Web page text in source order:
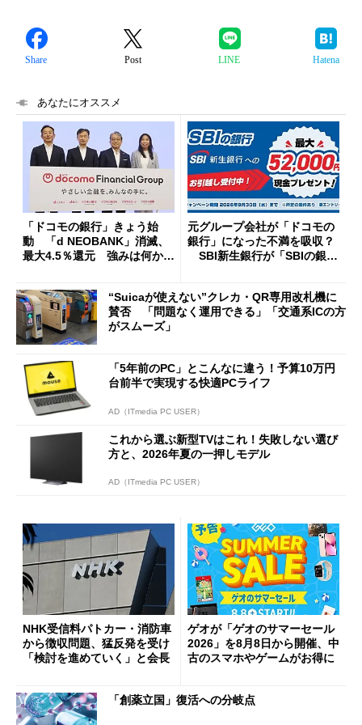
Share Post LINE Hatena
あなたにオススメ
「ドコモの銀行」きょう始
動 「d NEOBANK」消滅、
最大4.5％還元 強みは何か解
元グループ会社が「ドコモの
銀行」になった不満を吸収？
SBI新生銀行が「SBIの銀
開催
“Suicaが使えない”クレカ・QR専用改札機に
賛否 「問題なく運用できる」「交通系ICの方
がスムーズ」
「5年前のPC」とこんなに違う！予算10万円
台前半で実現する快適PCライフ
AD（ITmedia PC USER）
これから選ぶ新型TVはこれ！失敗しない選び
方と、2026年夏の一押しモデル
AD（ITmedia PC USER）
NHK受信料パトカー・消防車
から徴収問題、猛反発を受け
「検討を進めていく」と会長
ゲオが「ゲオのサマーセール
2026」を8月8日から開催、中
古のスマホやゲームがお得に
「創薬立国」復活への分岐点